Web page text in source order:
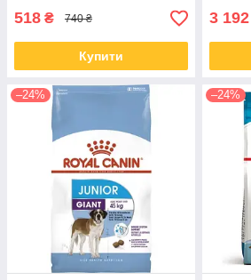
518 ₴ 740 ₴
Купити
3 192
–24% –24%